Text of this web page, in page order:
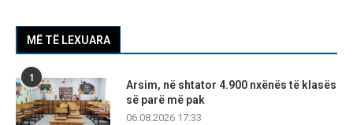
MË TË LEXUARA
1
Arsim, në shtator 4.900 nxënës të klasës
së parë më pak
06.08.2026 17:33